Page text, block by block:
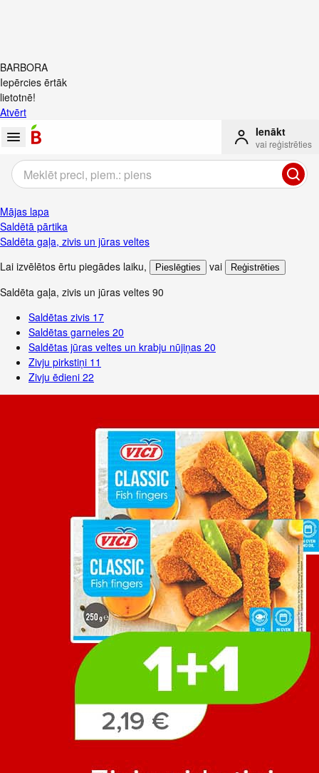
BARBORA
Iepērcies ērtāk
lietotnē!
Atvērt
Ienākt
vai reģistrēties
Mājas lapa
Saldētā pārtika
Saldēta gaļa, zivis un jūras veltes
Lai izvēlētos ērtu piegādes laiku, Pieslēgties vai Reģistrēties
Saldēta gaļa, zivis un jūras veltes 90
Saldētas zivis 17
Saldētas garneles 20
Saldētas jūras veltes un krabju nūjiņas 20
Zivju pirkstiņi 11
Zivju ēdieni 22